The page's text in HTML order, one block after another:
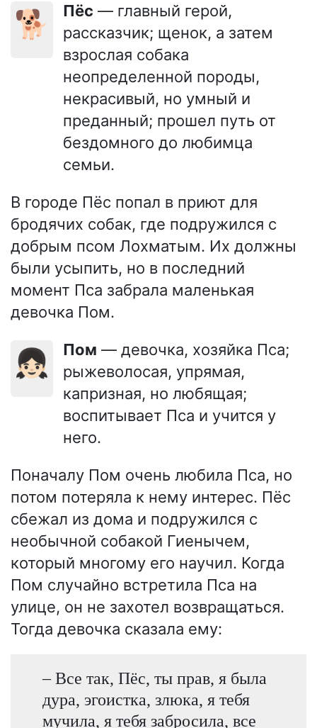
🐕 Пёс — главный герой,
рассказчик; щенок, а затем
взрослая собака
неопределенной породы,
некрасивый, но умный и
преданный; прошел путь от
бездомного до любимца
семьи.
В городе Пёс попал в приют для
бродячих собак, где подружился с
добрым псом Лохматым. Их должны
были усыпить, но в последний
момент Пса забрала маленькая
девочка Пом.
👧🏻 Пом — девочка, хозяйка Пса;
рыжеволосая, упрямая,
капризная, но любящая;
воспитывает Пса и учится у
него.
Поначалу Пом очень любила Пса, но
потом потеряла к нему интерес. Пёс
сбежал из дома и подружился с
необычной собакой Гиенычем,
который многому его научил. Когда
Пом случайно встретила Пса на
улице, он не захотел возвращаться.
Тогда девочка сказала ему:
– Все так, Пёс, ты прав, я была
дура, эгоистка, злюка, я тебя
мучила, я тебя забросила, все